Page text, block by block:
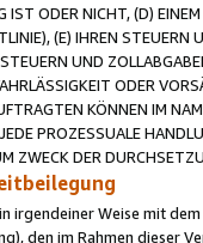
ODER NICHT, (D)
(E) IHREN
UND
ODER
KÖNNEN IM
PROZESSUALE
ZWECK DER
irgendeiner Weise mit
den im Rahmen dieser